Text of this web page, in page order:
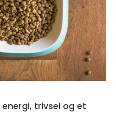
trivsel og et